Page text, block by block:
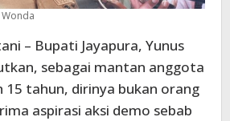
– Bupati Jayapura, Yunus
sebagai mantan anggota
15 tahun, dirinya bukan orang
aspirasi aksi demo sebab